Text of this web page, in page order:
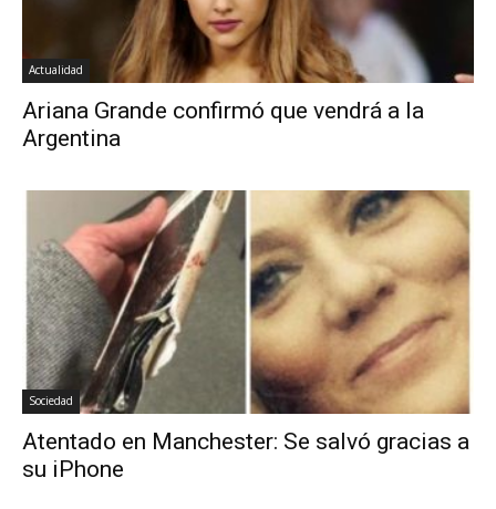
Actualidad
Ariana Grande confirmó que vendrá a la
Argentina
Sociedad
Atentado en Manchester: Se salvó gracias a
su iPhone